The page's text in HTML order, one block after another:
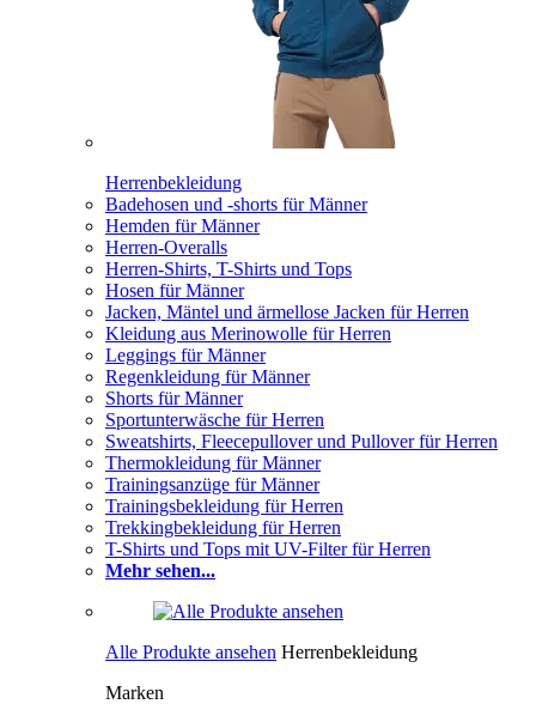
Herrenbekleidung
Badehosen und -shorts für Männer
Hemden für Männer
Herren-Overalls
Herren-Shirts, T-Shirts und Tops
Hosen für Männer
Jacken, Mäntel und ärmellose Jacken für Herren
Kleidung aus Merinowolle für Herren
Leggings für Männer
Regenkleidung für Männer
Shorts für Männer
Sportunterwäsche für Herren
Sweatshirts, Fleecepullover und Pullover für Herren
Thermokleidung für Männer
Trainingsanzüge für Männer
Trainingsbekleidung für Herren
Trekkingbekleidung für Herren
T-Shirts und Tops mit UV-Filter für Herren
Mehr sehen...
Alle Produkte ansehen Herrenbekleidung
Marken